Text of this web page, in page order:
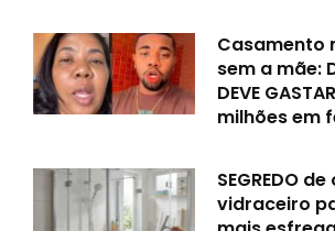
Casamento
sem a mãe:
DEVE
milhões em
SEGREDO
vidraceiro